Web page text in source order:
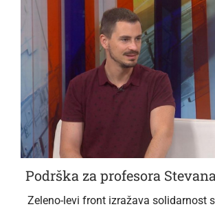
Podrška za profesora
Zeleno-levi front izražava solidarnost